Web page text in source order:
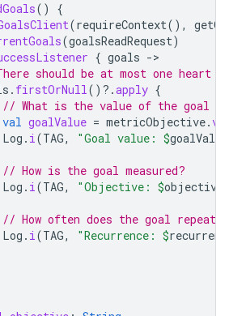
()
{
(requireContext(),
(goalsReadRequest)
{ goals -
should be at most one heart
. firstOrNull() ?.apply {
// What is the value of the goal
val goalValue = metricObjective.
Log . i(TAG, "Goal value: $goalValue
// How is the goal measured?
Log . i(TAG, "Objective: $objective
// How often does the goal repeat?
Log . i(TAG, "Recurrence: $